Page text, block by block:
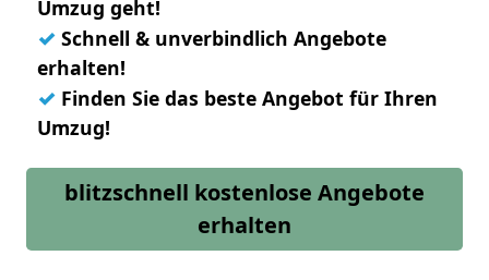
Umzug geht!
✓ Schnell & unverbindlich Angebote
erhalten!
✓ Finden Sie das beste Angebot für Ihren
Umzug!
blitzschnell kostenlose Angebote
erhalten